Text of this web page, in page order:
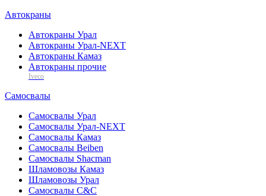
Автокраны
Автокраны Урал
Автокраны Урал-NEXT
Автокраны Камаз
Автокраны прочие
Iveco
Самосвалы
Самосвалы Урал
Самосвалы Урал-NEXT
Самосвалы Камаз
Самосвалы Beiben
Самосвалы Shacman
Шламовозы Камаз
Шламовозы Урал
Самосвалы C&C